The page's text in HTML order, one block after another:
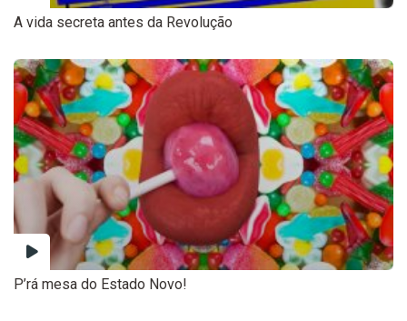
A vida secreta antes da Revolução
P’rá mesa do Estado Novo!